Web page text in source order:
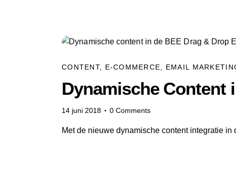
CONTENT, E-COMMERCE EMAIL
Dynamische Content
14 juni 2018 0 Comments
Met de nieuwe dynamische content integratie